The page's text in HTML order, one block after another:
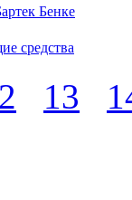
Бенке
средства
13